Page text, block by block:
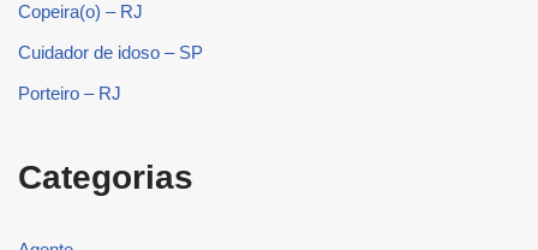
Copeira(o) – RJ
Cuidador de idoso – SP
Porteiro – RJ
Categorias